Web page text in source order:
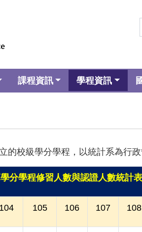
課程資訊 學程資訊
校級學分學程，以統計系為行
分學程修習人數與認證人數統計表
104 105 106 107 108